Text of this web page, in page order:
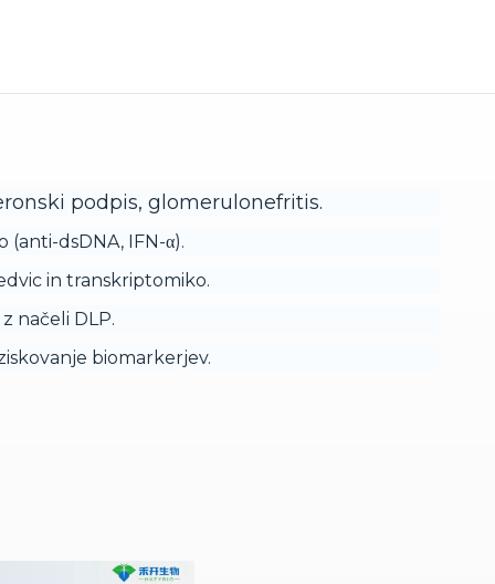
podpis, glomerulonefritis.
dsDNA, IFN-α).
in transkriptomiko.
načeli DLP.
biomarkerjev.